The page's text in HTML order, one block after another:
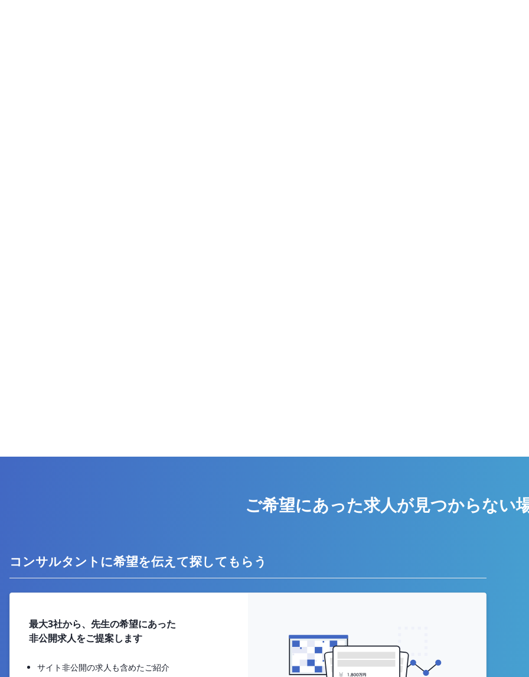
ご希望にあった求人が見つからない
コンサルタントに希望を伝えて探してもらう
最大3社から、先生の希望にあった
非公開求人をご提案します
サイト非公開の求人も含めたご紹介